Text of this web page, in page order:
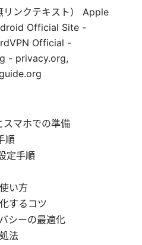
リンクテキスト） Apple
Official Site -
Official -
- privacy.org,
マホでの準備
順
定手順
い方
するコツ
シーの最適化
法